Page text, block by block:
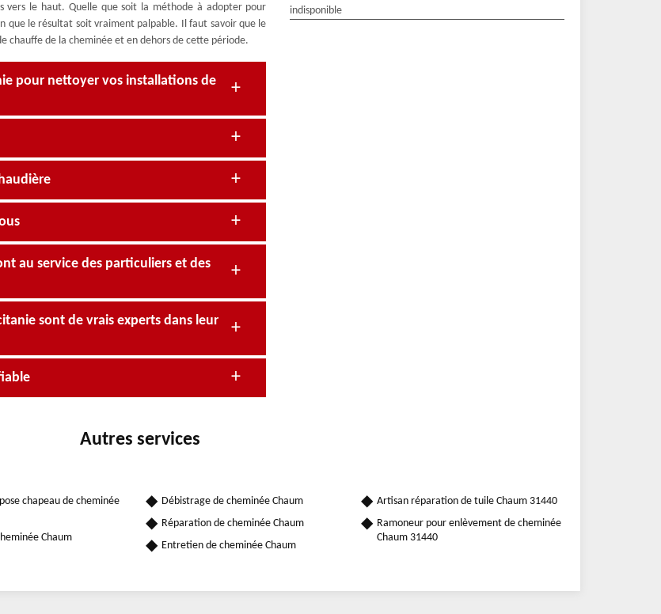
vers le haut. Quelle que soit la méthode à adopter pour
que le résultat soit vraiment palpable. Il faut savoir que le
chauffe de la cheminée et en dehors de cette période.
pour nettoyer vos installations de
au service des particuliers et des
sont de vrais experts dans leur
indisponible
Autres services
chapeau de cheminée
Chaum
Débistrage de cheminée Chaum
Réparation de cheminée Chaum
Entretien de cheminée Chaum
Artisan réparation de tuile Chaum 31440
Ramoneur pour enlèvement de cheminée
Chaum 31440